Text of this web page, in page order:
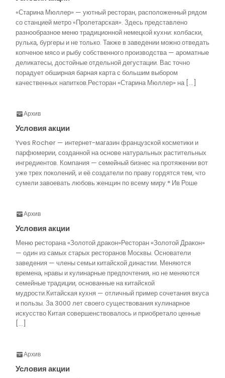
«Старина Мюллер» — уютный ресторан, расположенный рядом
со станцией метро «Пролетарская». Здесь представлено
разнообразное меню традиционной немецкой кухни: колбаски,
рулька, бургеры и не только. Также в заведении можно отведать
копченое мясо и рыбу собственного производства — ароматные
деликатесы, достойные отдельной дегустации. Вас точно
порадует обширная барная карта с большим выбором
качественных напитков.Ресторан «Старина Мюллер» на […]
Архив
Условия акции
Yves Rocher — интернет-магазин французской косметики и
парфюмерии, созданной на основе натуральных растительных
ингредиентов. Компания — семейный бизнес на протяжении вот
уже трех поколений, и её создатели по праву гордятся тем, что
сумели завоевать любовь женщин по всему миру.* Ив Роше
Архив
Условия акции
Меню ресторана «Золотой дракон»Ресторан «Золотой Дракон»
— один из самых старых ресторанов Москвы. Основатели
заведения — члены семьи китайской династии. Меняются
времена, нравы и кулинарные предпочтения, но не меняются
семейные традиции, основанные на китайской
мудрости.Китайская кухня — отличный пример сочетания вкуса
и пользы. За 3000 лет своего существования кулинарное
искусство Китая совершенствовалось и приобретало ценные
[…]
Архив
Условия акции